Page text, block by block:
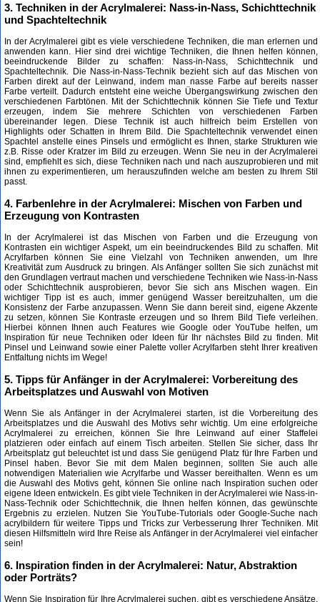
3. Techniken in der Acrylmalerei: Nass-in-Nass, Schichttechnik
und Spachteltechnik
In der Acrylmalerei gibt es viele verschiedene Techniken, die man erlernen und
anwenden kann. Hier sind drei wichtige Techniken, die Ihnen helfen können,
beeindruckende Bilder zu schaffen: Nass-in-Nass, Schichttechnik und
Spachteltechnik. Die Nass-in-Nass-Technik bezieht sich auf das Mischen von
Farben direkt auf der Leinwand, indem man nasse Farbe auf bereits nasser
Farbe verteilt. Dadurch entsteht eine weiche Übergangswirkung zwischen den
verschiedenen Farbtönen. Mit der Schichttechnik können Sie Tiefe und Textur
erzeugen, indem Sie mehrere Schichten von verschiedenen Farben
übereinander legen. Diese Technik ist auch hilfreich beim Erstellen von
Highlights oder Schatten in Ihrem Bild. Die Spachteltechnik verwendet einen
Spachtel anstelle eines Pinsels und ermöglicht es Ihnen, starke Strukturen wie
z.B. Risse oder Kratzer im Bild zu erzeugen. Wenn Sie neu in der Acrylmalerei
sind, empfiehlt es sich, diese Techniken nach und nach auszuprobieren und mit
ihnen zu experimentieren, um herauszufinden welche am besten zu Ihrem Stil
passt.
4. Farbenlehre in der Acrylmalerei: Mischen von Farben und
Erzeugung von Kontrasten
In der Acrylmalerei ist das Mischen von Farben und die Erzeugung von
Kontrasten ein wichtiger Aspekt, um ein beeindruckendes Bild zu schaffen. Mit
Acrylfarben können Sie eine Vielzahl von Techniken anwenden, um Ihre
Kreativität zum Ausdruck zu bringen. Als Anfänger sollten Sie sich zunächst mit
den Grundlagen vertraut machen und verschiedene Techniken wie Nass-in-Nass
oder Schichttechnik ausprobieren, bevor Sie sich ans Mischen wagen. Ein
wichtiger Tipp ist es auch, immer genügend Wasser bereitzuhalten, um die
Konsistenz der Farbe anzupassen. Wenn Sie dann bereit sind, eigene Akzente
zu setzen, können Sie Kontraste erzeugen und so Ihrem Bild Tiefe verleihen.
Hierbei können Ihnen auch Features wie Google oder YouTube helfen, um
Inspiration für neue Techniken oder Ideen für Ihr nächstes Bild zu finden. Mit
Pinsel und Leinwand sowie einer Palette voller Acrylfarben steht Ihrer kreativen
Entfaltung nichts im Wege!
5. Tipps für Anfänger in der Acrylmalerei: Vorbereitung des
Arbeitsplatzes und Auswahl von Motiven
Wenn Sie als Anfänger in der Acrylmalerei starten, ist die Vorbereitung des
Arbeitsplatzes und die Auswahl des Motivs sehr wichtig. Um eine erfolgreiche
Acrylmalerei zu erreichen, können Sie Ihre Leinwand auf einer Staffelei
platzieren oder einfach auf einem Tisch arbeiten. Stellen Sie sicher, dass Ihr
Arbeitsplatz gut beleuchtet ist und dass Sie genügend Platz für Ihre Farben und
Pinsel haben. Bevor Sie mit dem Malen beginnen, sollten Sie auch alle
notwendigen Materialien wie Acrylfarbe und Wasser bereithalten. Wenn es um
die Auswahl des Motivs geht, können Sie online nach Inspiration suchen oder
eigene Ideen entwickeln. Es gibt viele Techniken in der Acrylmalerei wie Nass-in-
Nass-Technik oder Schichttechnik, die Ihnen helfen können, das gewünschte
Ergebnis zu erzielen. Nutzen Sie YouTube-Tutorials oder Google-Suche nach
acrylbildern für weitere Tipps und Tricks zur Verbesserung Ihrer Techniken. Mit
diesen Hilfsmitteln wird Ihre Reise als Anfänger in der Acrylmalerei viel einfacher
sein!
6. Inspiration finden in der Acrylmalerei: Natur, Abstraktion
oder Porträts?
Wenn Sie Inspiration für Ihre Acrylmalerei suchen, gibt es verschiedene Ansätze,